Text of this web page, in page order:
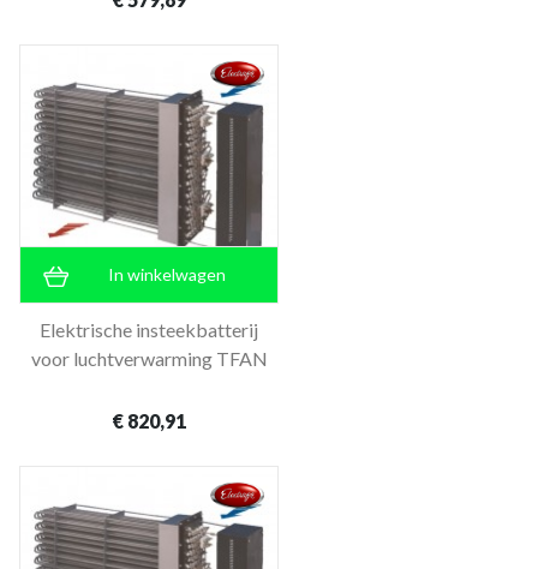
In winkelwagen
Elektrische insteekbatterij
voor luchtverwarming TFAN
€ 820,91